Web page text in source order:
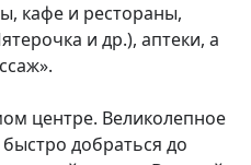
кафе и рестораны,
и др.), аптеки, а
центре. Великолепное
добраться до